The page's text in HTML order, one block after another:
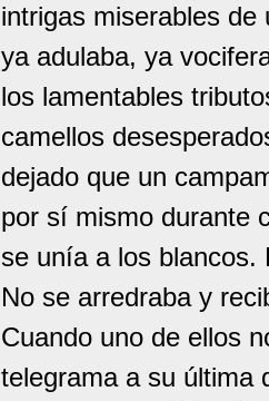
intrigas miserables
ya adulaba, ya
los lamentables
camellos
dejado que un
por sí mismo durante
se unía a los blancos.
No se arredraba y
Cuando uno de ellos
telegrama a su última